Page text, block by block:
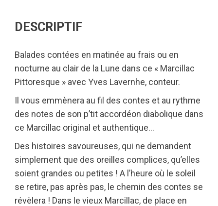
DESCRIPTIF
Balades contées en matinée au frais ou en
nocturne au clair de la Lune dans ce « Marcillac
Pittoresque » avec Yves Lavernhe, conteur.
Il vous emmènera au fil des contes et au rythme
des notes de son p’tit accordéon diabolique dans
ce Marcillac original et authentique…
Des histoires savoureuses, qui ne demandent
simplement que des oreilles complices, qu’elles
soient grandes ou petites ! A l’heure où le soleil
se retire, pas après pas, le chemin des contes se
révèlera ! Dans le vieux Marcillac, de place en